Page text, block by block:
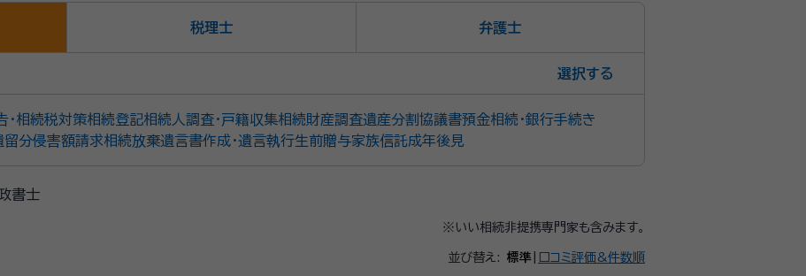
税理士 弁護士
選択
・相続税対策相続登記相続人調査・戸籍収集相続財産調査遺産分割協議書預金相続・銀行手続き
留分侵害額請求相続放棄遺言書作成・遺言執行生前贈与家族信託成年後見
書士
※いい相続非提携専門家も含みます。
並び替え: 標準 口コミ評価&件数順